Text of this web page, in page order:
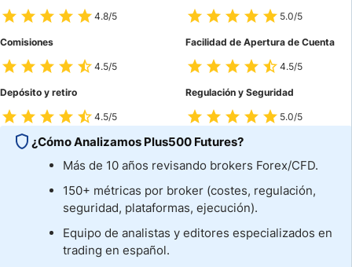
4.8/5
Comisiones
4.5/5
Depósito y retiro
4.5/5
5.0/5
Facilidad de Apertura de Cuenta
4.5/5
Regulación y Seguridad
5.0/5
¿Cómo Analizamos Plus500 Futures?
Más de 10 años revisando brokers Forex/CFD.
150+ métricas por broker (costes, regulación,
seguridad, plataformas, ejecución).
Equipo de analistas y editores especializados en
trading en español.